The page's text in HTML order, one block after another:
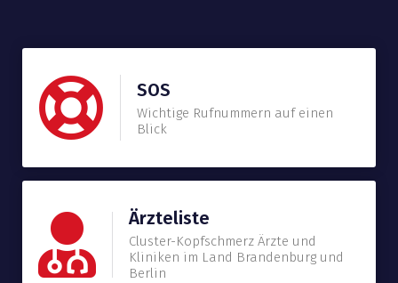
SOS
Wichtige Rufnummern auf einen
Blick
Ärzteliste
Cluster-Kopfschmerz Ärzte und
Kliniken im Land Brandenburg und
Berlin